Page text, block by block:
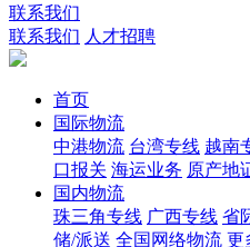
联系我们
联系我们 人才招聘
首页
国际物流
中港物流 台湾专线 越南
口报关 海运业务 原产地
国内物流
珠三角专线 广西专线 省
储/派送 全国网络物流 更